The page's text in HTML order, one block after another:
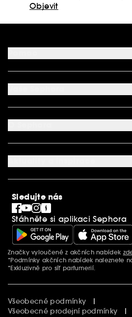
Objevit
FAQ
Podmínky Nabídek
Kontaktujte nás
Mapa stránky
Můj účet
Aplikace SEPHORA
Nastavení souborů cookie
O společnosti Sephora
Kariéra
SEPHORiA
Blog Sephora
Singles´ Day
Black Friday
Cyber Monday
Vánoce
Sledujte nás
Stáhněte si aplikaci Sephora
Další informace
Značky vyloučené z akčních nabídek
*Podmínky akčních nabídek naleznete
*Exkluzivně pro síť parfumerií.
Všeobecné podmínky
Všeobecné prodejní podmínky